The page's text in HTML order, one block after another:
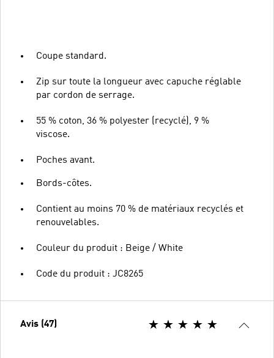
Coupe standard.
Zip sur toute la longueur avec capuche réglable
par cordon de serrage.
55 % coton, 36 % polyester (recyclé), 9 %
viscose.
Poches avant.
Bords-côtes.
Contient au moins 70 % de matériaux recyclés et
renouvelables.
Couleur du produit : Beige / White
Code du produit : JC8265
Avis (47)